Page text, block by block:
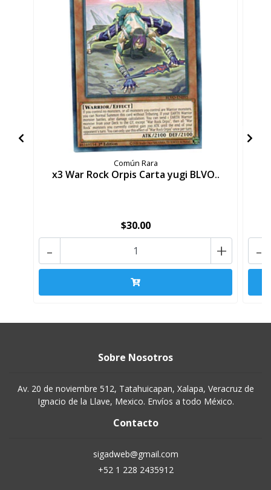
Común Rara
x3 War Rock Orpis Carta yugi BLVO..
$30.00
+
- -
Sobre Nosotros
Av. 20 de noviembre 512, Tatahuicapan, Xalapa, Veracruz de
Ignacio de la Llave, Mexico. Envíos a todo México.
Contacto
sigadweb@gmail.com
+52 1 228 2435912